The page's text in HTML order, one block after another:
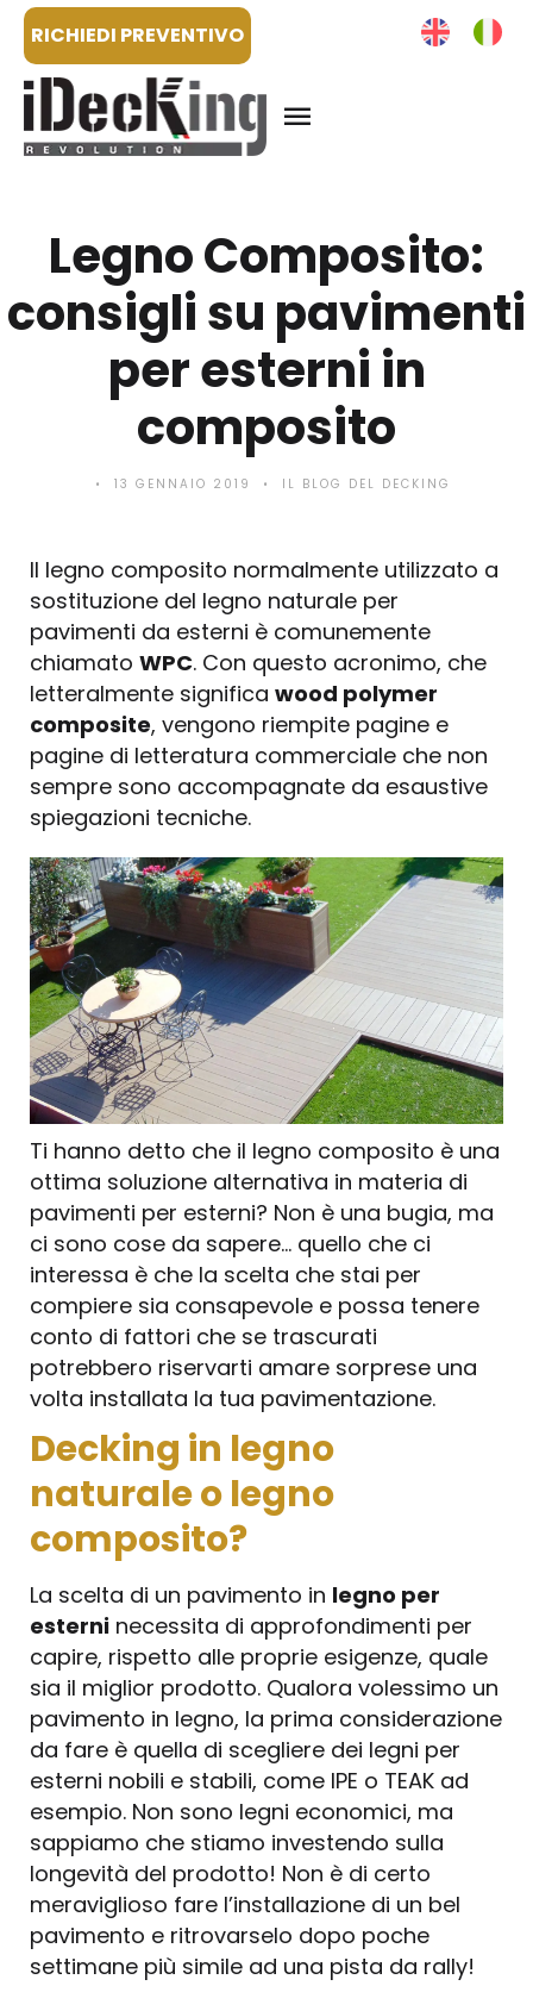
RICHIEDI PREVENTIVO
Legno Composito:
consigli su pavimenti
per esterni in
composito
13 GENNAIO 2019 IL BLOG DEL DECKING
Il legno composito normalmente utilizzato a
sostituzione del legno naturale per
pavimenti da esterni è comunemente
chiamato WPC. Con questo acronimo, che
letteralmente significa wood polymer
composite, vengono riempite pagine e
pagine di letteratura commerciale che non
sempre sono accompagnate da esaustive
spiegazioni tecniche.
Ti hanno detto che il legno composito è una
ottima soluzione alternativa in materia di
pavimenti per esterni? Non è una bugia, ma
ci sono cose da sapere… quello che ci
interessa è che la scelta che stai per
compiere sia consapevole e possa tenere
conto di fattori che se trascurati
potrebbero riservarti amare sorprese una
volta installata la tua pavimentazione.
Decking in legno
naturale o legno
composito?
La scelta di un pavimento in legno per
esterni necessita di approfondimenti per
capire, rispetto alle proprie esigenze, quale
sia il miglior prodotto. Qualora volessimo un
pavimento in legno, la prima considerazione
da fare è quella di scegliere dei legni per
esterni nobili e stabili, come IPE o TEAK ad
esempio. Non sono legni economici, ma
sappiamo che stiamo investendo sulla
longevità del prodotto! Non è di certo
meraviglioso fare l’installazione di un bel
pavimento e ritrovarselo dopo poche
settimane più simile ad una pista da rally!